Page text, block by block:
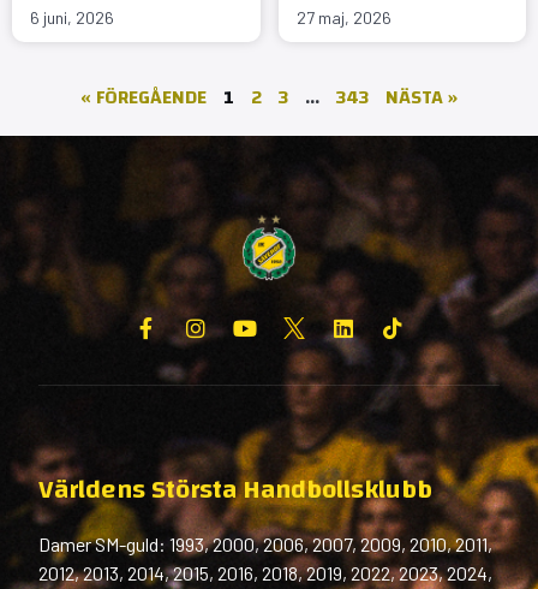
6 juni, 2026 27 maj, 2026
« FÖREGÅENDE 1 2 3 … 343 NÄSTA »
Världens Största Handbollsklubb
Damer SM-guld: 1993, 2000, 2006, 2007, 2009, 2010, 2011,
2012, 2013, 2014, 2015, 2016, 2018, 2019, 2022, 2023, 2024,